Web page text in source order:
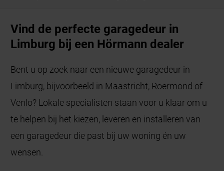
Vind de perfecte garagedeur in
Limburg bij een Hörmann dealer
Bent u op zoek naar een nieuwe garagedeur in
Limburg, bijvoorbeeld in Maastricht, Roermond of
Venlo? Lokale specialisten staan voor u klaar om u
te helpen bij het kiezen, leveren en installeren van
een garagedeur die past bij uw woning én uw
wensen.